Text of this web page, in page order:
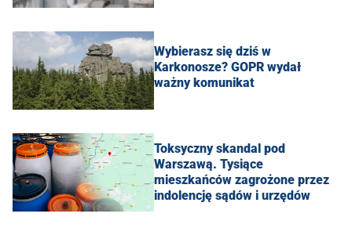
Wybierasz się dziś w
Karkonosze? GOPR wydał
ważny komunikat
Toksyczny skandal pod
Warszawą. Tysiące
mieszkańców zagrożone przez
indolencję sądów i urzędów